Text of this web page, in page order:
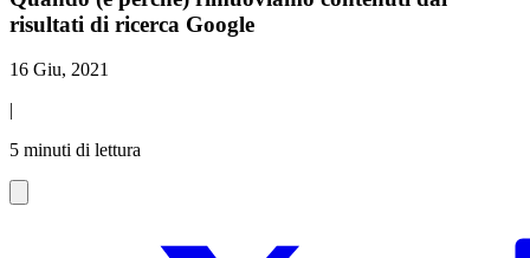
risultati di ricerca Google
16 Giu, 2021
|
5 minuti di lettura